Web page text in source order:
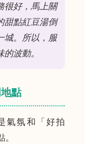
很好，馬上關
甜點紅豆湯倒
城。所以，服
波動。
點
氣氛和「好拍